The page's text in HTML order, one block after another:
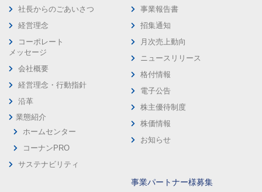
社長からのごあいさつ
経営理念
コーポレート
メッセージ
会社概要
経営理念・行動指針
沿革
業態紹介
ホームセンター
コーナンPRO
サステナビリティ
事業報告書
招集通知
月次売上動向
ニュースリリース
格付情報
電子公告
株主優待制度
株価情報
お知らせ
事業パートナー様募集